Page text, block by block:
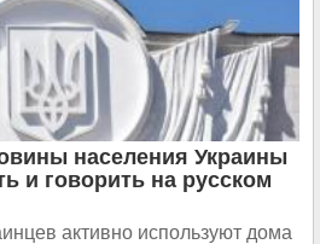
населения Украины
и говорить на русском
активно используют дома